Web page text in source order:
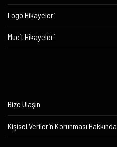
Logo Hikayeleri
Mucit Hikayeleri
Bize Ulaşın
Kişisel Verilerin Korunması Hakkında